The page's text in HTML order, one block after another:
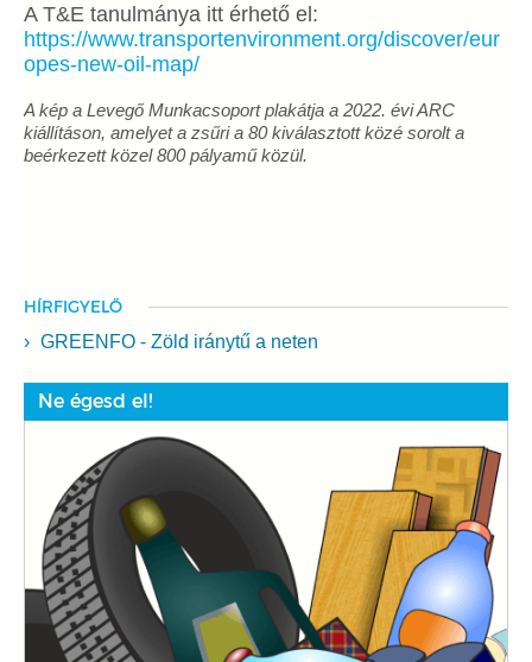
A T&E tanulmánya itt érhető el:
https://www.transportenvironment.org/discover/eur
opes-new-oil-map/
A kép a Levegő Munkacsoport plakátja a 2022. évi ARC
kiállításon, amelyet a zsűri a 80 kiválasztott közé sorolt a
beérkezett közel 800 pályamű közül.
HÍRFIGYELŐ
GREENFO - Zöld iránytű a neten
Ne égesd el!